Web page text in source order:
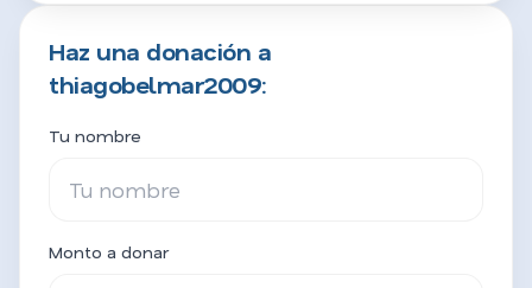
Haz una donación a
thiagobelmar2009:
Tu nombre
Monto a donar